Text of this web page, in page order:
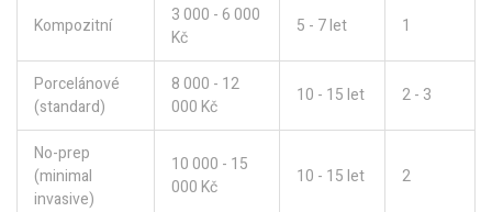
Kompozitní
3 000 - 6 000
Kč
5 - 7 let 1
Porcelánové
(standard)
8 000 - 12
000 Kč
10 - 15 let 2 - 3
No-prep
(minimal
invasive)
10 000 - 15
000 Kč
10 - 15 let 2